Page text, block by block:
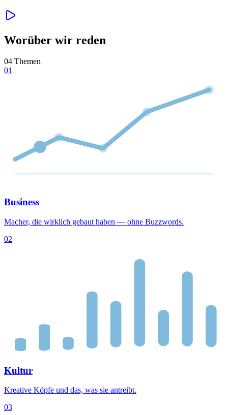
Worüber wir reden
04 Themen
01
Business
Macher, die wirklich gebaut haben — ohne Buzzwords.
02
Kultur
Kreative Köpfe und das, was sie antreibt.
03